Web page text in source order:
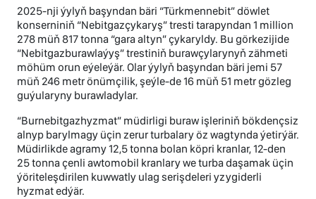
2025-nji ýylyň başyndan bäri “Türkmennebit” döwlet
konserniniň “Nebitgazçykaryş” tresti tarapyndan 1 million
278 müň 817 tonna “gara altyn” çykaryldy. Bu görkezijide
“Nebitgazburawlaýyş” trestiniň burawçylarynyň zähmeti
möhüm orun eýeleýär. Olar ýylyň başyndan bäri jemi 57
müň 246 metr önümçilik, şeýle-de 16 müň 51 metr gözleg
guýularyny burawladylar.
“Burnebitgazhyzmat” müdirligi buraw işleriniň bökdençsiz
alnyp barylmagy üçin zerur turbalary öz wagtynda ýetirýär.
Müdirlikde agramy 12,5 tonna bolan köpri kranlar, 12-den
25 tonna çenli awtomobil kranlary we turba daşamak üçin
ýöriteleşdirilen kuwwatly ulag serişdeleri yzygiderli
hyzmat edýär.